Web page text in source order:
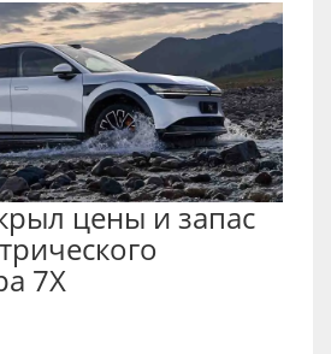
цены и запас
7X